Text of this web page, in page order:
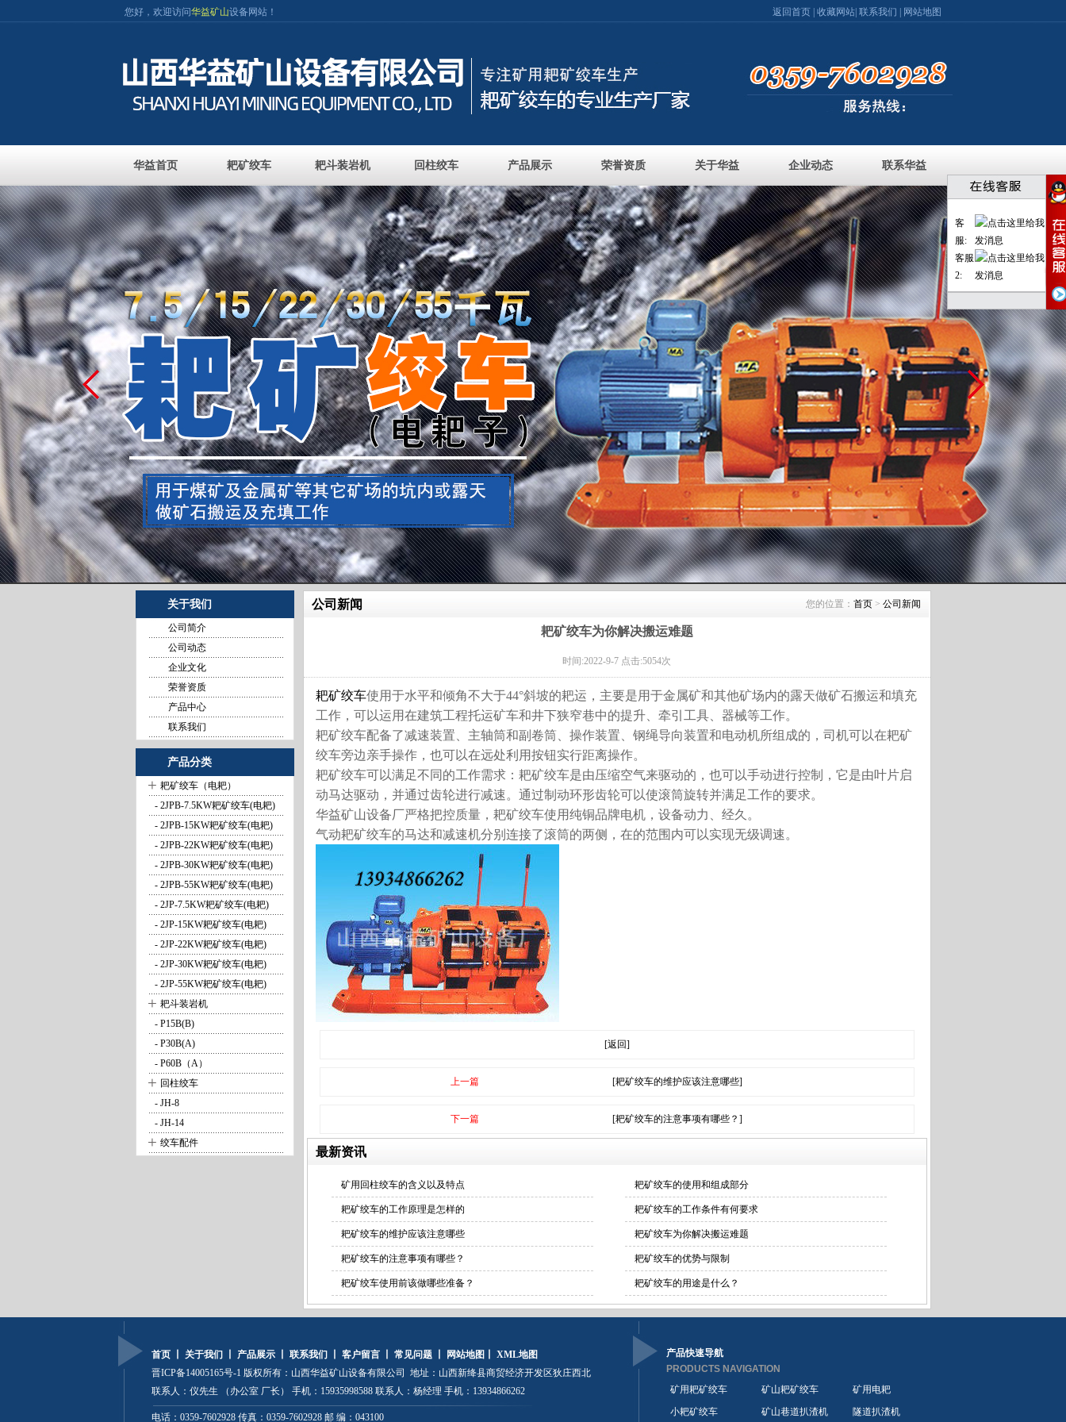
您好，欢迎访问华益矿山设备网站！ 返回首页 收藏网站 联系我们 网站地图
华益首页 耙矿绞车 耙斗装岩机 回柱绞车 产品展示 荣誉资质 关于华益 企业动态 联系华益
关于我们
公司简介
公司动态
企业文化
荣誉资质
产品中心
联系我们
产品分类
+ 耙矿绞车（电耙）
- 2JPB-7.5KW耙矿绞车(电耙)
- 2JPB-15KW耙矿绞车(电耙)
- 2JPB-22KW耙矿绞车(电耙)
- 2JPB-30KW耙矿绞车(电耙)
- 2JPB-55KW耙矿绞车(电耙)
- 2JP-7.5KW耙矿绞车(电耙)
- 2JP-15KW耙矿绞车(电耙)
- 2JP-22KW耙矿绞车(电耙)
- 2JP-30KW耙矿绞车(电耙)
- 2JP-55KW耙矿绞车(电耙)
+ 耙斗装岩机
- P15B(B)
- P30B(A)
- P60B（A）
+ 回柱绞车
- JH-8
- JH-14
+ 绞车配件
公司新闻 您的位置： 首页> 公司新闻
耙矿绞车为你解决搬运难题
时间:2022-9-7 点击:5054次
耙矿绞车使用于水平和倾角不大于44°斜坡的耙运，主要是用于金属矿和其他矿场内的露天做矿石搬运和填充
工作，可以运用在建筑工程托运矿车和井下狭窄巷中的提升、牵引工具、器械等工作。
耙矿绞车配备了减速装置、主轴筒和副卷筒、操作装置、钢绳导向装置和电动机所组成的，司机可以在耙矿
绞车旁边亲手操作，也可以在远处利用按钮实行距离操作。
耙矿绞车可以满足不同的工作需求：耙矿绞车是由压缩空气来驱动的，也可以手动进行控制，它是由叶片启
动马达驱动，并通过齿轮进行减速。通过制动环形齿轮可以使滚筒旋转并满足工作的要求。
华益矿山设备厂严格把控质量，耙矿绞车使用纯铜品牌电机，设备动力、经久。
气动耙矿绞车的马达和减速机分别连接了滚筒的两侧，在的范围内可以实现无级调速。
[返回]
上一篇 [耙矿绞车的维护应该注意哪些]
下一篇 [耙矿绞车的注意事项有哪些？]
最新资讯
矿用回柱绞车的含义以及特点 耙矿绞车的使用和组成部分
耙矿绞车的工作原理是怎样的 耙矿绞车的工作条件有何要求
耙矿绞车的维护应该注意哪些 耙矿绞车为你解决搬运难题
耙矿绞车的注意事项有哪些？ 耙矿绞车的优势与限制
耙矿绞车使用前该做哪些准备？ 耙矿绞车的用途是什么？
首页 关于我们 产品展示 联系我们 客户留言 常见问题 网站地图
XML地图
晋ICP备14005165号-1 版权所有：山西华益矿山设备有限公司 地址：山西新绛县商贸经济开发区狄庄西北
联系人：仪先生 （办公室 厂长） 手机：15935998588 联系人：杨经理 手机：13934866262
电话：0359-7602928 传真：0359-7602928 邮 编：043100
产品快速导航
PRODUCTS NAVIGATION
矿用耙矿绞车 矿山耙矿绞车
小耙矿绞车
矿山巷道扒渣机
隧道扒渣机
新绛电耙耙矿绞车
山西电耙耙矿绞车 煤矿耙矿绞车
客
服:
客服
2: